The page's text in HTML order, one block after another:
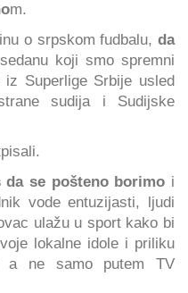
m.
o srpskom fudbalu, da
koji smo spremni
Superlige Srbije usled
sudija i Sudijske
da se pošteno borimo i
vode entuzijasti, ljudi
ulažu u sport kako bi
lokalne idole i priliku
a ne samo putem TV